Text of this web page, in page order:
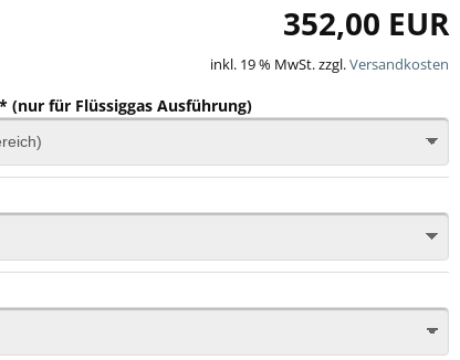
352,00 EUR
inkl. 19 % MwSt. zzgl.Versandkosten
(nur für Flüssiggas Ausführung)